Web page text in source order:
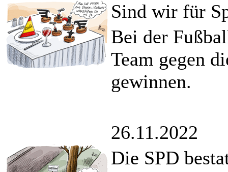
Sind wir für
Bei der
Team gegen
gewinnen.
26.11.2022
Die SPD